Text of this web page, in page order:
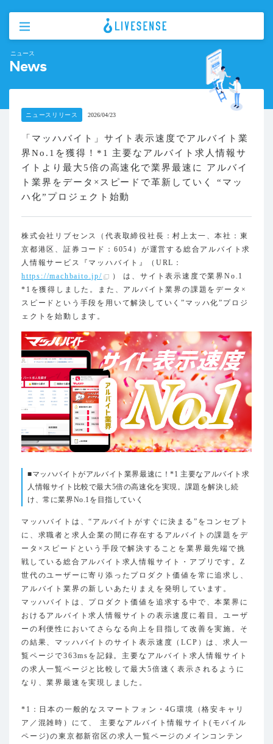
ニュース
News
ニュースリリース 2026/04/23
「マッハバイト」サイト表示速度でアルバイト業
界No.1を獲得！*1 主要なアルバイト求人情報サ
イトより最大5倍の高速化で業界最速に アルバイ
ト業界をデータ×スピードで革新していく “マッ
ハ化”プロジェクト始動
株式会社リブセンス（代表取締役社長：村上太一、本社：東
京都港区、証券コード：6054）が運営する総合アルバイト求
人情報サービス『マッハバイト』（URL：
https://machbaito.jp/
） は、サイト表示速度で業界No.1
*1を獲得しました。また、アルバイト業界の課題をデータ×
スピードという手段を用いて解決していく”マッハ化”プロジ
ェクトを始動します。
■マッハバイトがアルバイト業界最速に！*1 主要なアルバイト求
人情報サイト比較で最大5倍の高速化を実現。課題を解決し続
け、常に業界No.1を目指していく
マッハバイトは、“アルバイトがすぐに決まる”をコンセプト
に、求職者と求人企業の間に存在するアルバイトの課題をデ
ータ×スピードという手段で解決することを業界最先端で挑
戦している総合アルバイト求人情報サイト・アプリです。Z
世代のユーザーに寄り添ったプロダクト価値を常に追求し、
アルバイト業界の新しいあたりまえを発明しています。
マッハバイトは、プロダクト価値を追求する中で、本業界に
おけるアルバイト求人情報サイトの表示速度に着目。ユーザ
ーの利便性においてさらなる向上を目指して改善を実施。そ
の結果、マッハバイトのサイト表示速度（LCP）は、求人一
覧ページで363msを記録。主要なアルバイト求人情報サイト
の求人一覧ページと比較して最大5倍速く表示されるように
なり、業界最速を実現しました。
*1：日本の一般的なスマートフォン・4G環境（格安キャリ
ア／混雑時）にて、 主要なアルバイト情報サイト(モバイル
ページ)の東京都新宿区の求人一覧ページのメインコンテン